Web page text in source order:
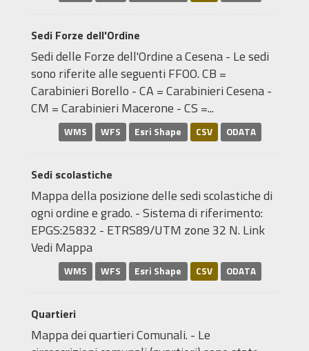
Sedi Forze dell'Ordine
Sedi delle Forze dell'Ordine a Cesena - Le sedi
sono riferite alle seguenti FFOO. CB =
Carabinieri Borello - CA = Carabinieri Cesena -
CM = Carabinieri Macerone - CS =...
WMS WFS Esri Shape CSV ODATA
Sedi scolastiche
Mappa della posizione delle sedi scolastiche di
ogni ordine e grado. - Sistema di riferimento:
EPGS:25832 - ETRS89/UTM zone 32 N. Link
Vedi Mappa
WMS WFS Esri Shape CSV ODATA
Quartieri
Mappa dei quartieri Comunali. - Le